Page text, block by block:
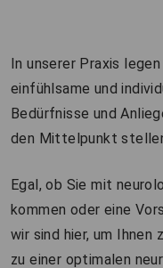
In unserer Praxis
einfühlsame und
Bedürfnisse und
den Mittelpunkt
Egal, ob Sie mit
kommen oder eine
wir sind hier, um Ihnen
zu einer optimalen